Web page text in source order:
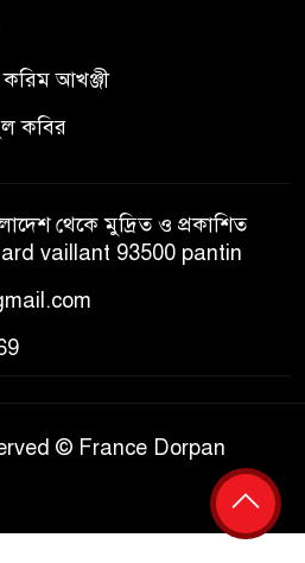
করিম আখঞ্জী
কবির
থেকে মুদ্রিত ও প্রকাশিত
vaillant 93500 pantin
© France Dorpan